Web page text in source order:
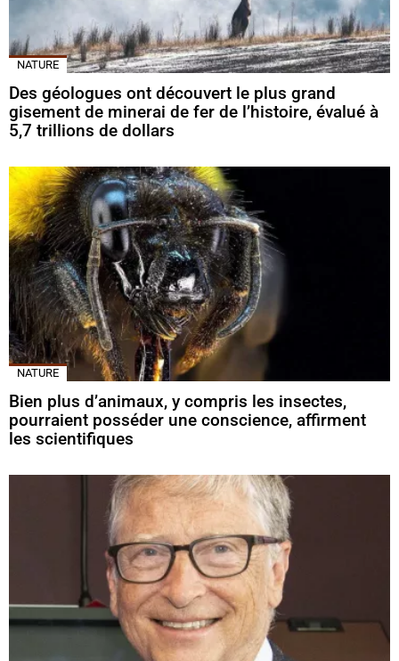
NATURE
Des géologues ont découvert le plus grand
gisement de minerai de fer de l’histoire, évalué à
5,7 trillions de dollars
NATURE
Bien plus d’animaux, y compris les insectes,
pourraient posséder une conscience, affirment
les scientifiques